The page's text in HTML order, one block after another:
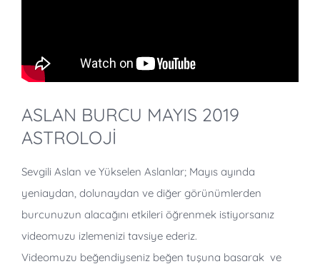
ASLAN BURCU MAYIS 2019
ASTROLOJİ
Sevgili Aslan ve Yükselen Aslanlar; Mayıs ayında
yeniaydan, dolunaydan ve diğer görünümlerden
burcunuzun alacağını etkileri öğrenmek istiyorsanız
videomuzu izlemenizi tavsiye ederiz.
Videomuzu beğendiyseniz beğen tuşuna basarak ve